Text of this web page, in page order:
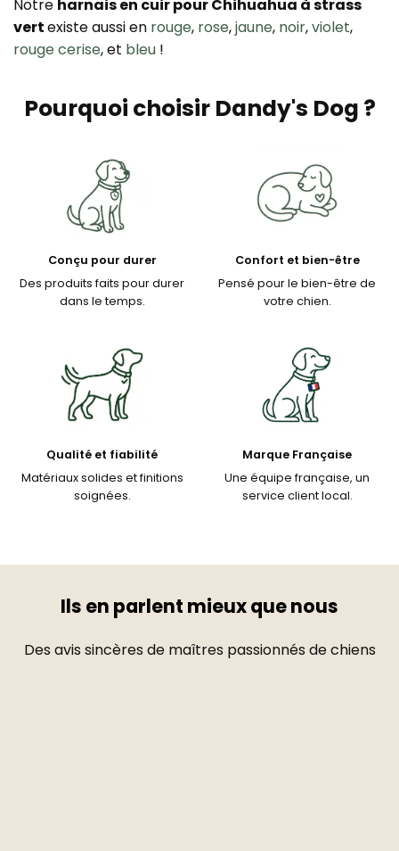
Notre harnais en cuir pour Chihuahua à strass
vertexiste aussi en rouge, rose,jaune, noir,violet,
rouge cerise, et bleu !
Pourquoi choisir Dandy's Dog ?
Conçu pour durer
Des produits faits pour durer
dans le temps.
Confort et bien-être
Pensé pour le bien-être de
votre chien.
Qualité et fiabilité
Matériaux solides et finitions
soignées.
Marque Française
Une équipe française, un
service client local.
Ils en parlent mieux que nous
Des avis sincères de maîtres passionnés de chiens